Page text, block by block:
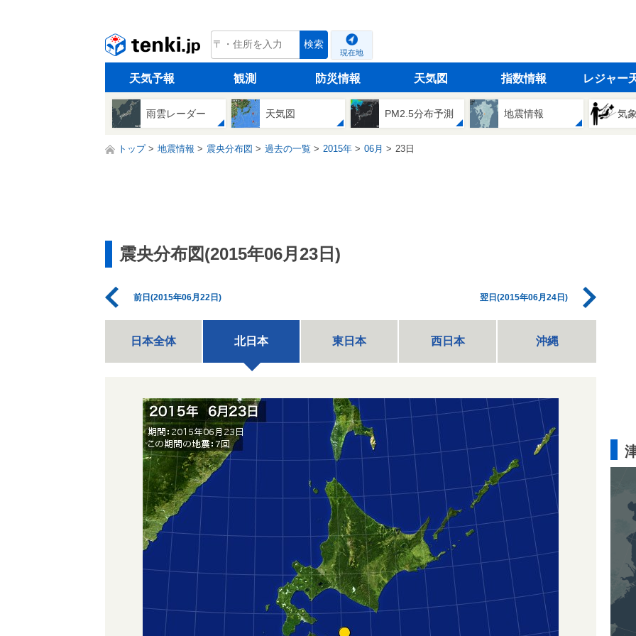
tenki.jp 検索
現在地
天気予報 観測 防災情報 天気図 指数情報 レジャー
雨雲レーダー 天気図 PM2.5分布予測 地震情報 気
トップ 地震情報 震央分布図 過去の一覧 2015年 06月 23日
震央分布図(2015年06月23日)
前日(2015年06月22日) 翌日(2015年06月24日)
日本全体 北日本 東日本 西日本 沖縄